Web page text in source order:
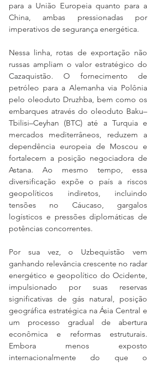
para a União Europeia quanto para a
China, ambas pressionadas por
imperativos de segurança energética.
Nessa linha, rotas de exportação não
russas ampliam o valor estratégico do
Cazaquistão. O fornecimento de
petróleo para a Alemanha via Polônia
pelo oleoduto Druzhba, bem como os
embarques através do oleoduto Baku–
Tbilisi–Ceyhan (BTC) até a Turquia e
mercados mediterrâneos, reduzem a
dependência europeia de Moscou e
fortalecem a posição negociadora de
Astana. Ao mesmo tempo, essa
diversificação expõe o país a riscos
geopolíticos indiretos, incluindo
tensões no Cáucaso, gargalos
logísticos e pressões diplomáticas de
potências concorrentes.
Por sua vez, o Uzbequistão vem
ganhando relevância crescente no radar
energético e geopolítico do Ocidente,
impulsionado por suas reservas
significativas de gás natural, posição
geográfica estratégica na Ásia Central e
um processo gradual de abertura
econômica e reformas estruturais.
Embora menos exposto
internacionalmente do que o